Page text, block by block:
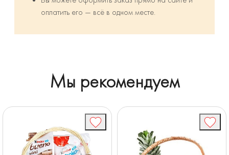
оплатить его — всё в одном месте.
Мы рекомендуем